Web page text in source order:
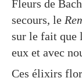
Fleurs de
secours, le
sur le fait que
eux et avec
Ces élixirs